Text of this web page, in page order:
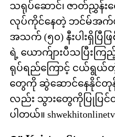
သရုပ်ဆောင်၊ ဇာတ်ညွှန်း
လုပ်ကိုင်နေတဲ့ ဘင်မ်အ
အသက် (၅၀) နီးပါးရှိပြီ
ရဲ့ ယောက်ျားပီသပြီးက
ရုပ်ရည်ကြောင့် ငယ်ရွယ်
တွေကို ဆွဲဆောင်နေနိုင်တုန်
လည်း သွားတွေကိုပြုပြ
ပါတယ်။